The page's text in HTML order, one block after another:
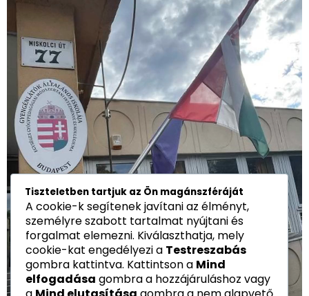
Tiszteletben tartjuk az Ön magánszféráját
A cookie-k segítenek javítani az élményt,
személyre szabott tartalmat nyújtani és
forgalmat elemezni. Kiválaszthatja, mely
cookie-kat engedélyezi a Testreszabás
gombra kattintva. Kattintson a Mind
elfogadása gombra a hozzájáruláshoz vagy